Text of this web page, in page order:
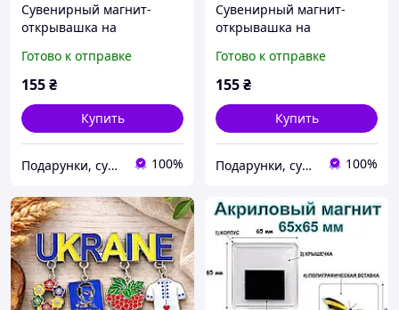
Сувенирный магнит-
открывашка на
металл (10 х 3.5 см)
Готово к отправке
155₴
Купить
Подарунки, сувеніри, предмети інтер'єру "Елефант" | © elephant.dp.ua 100%
Сувенирный магнит-
открывашка на
металл (10 х 3.5 см)
Готово к отправке
155₴
Купить
Подарунки, сувеніри, предмети інтер'єру "Елефант" | © elephant.dp.ua 100%